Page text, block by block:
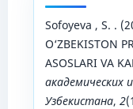
Sofoyeva , S. .
O‘ZBEKISTON
ASOSLARI VA
академических
Узбекистана, 2